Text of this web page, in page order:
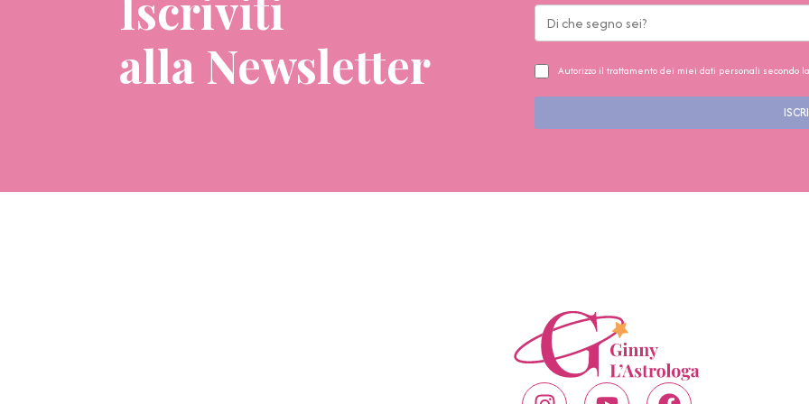
alla Newsletter
Autorizzo il trattamento dei miei dati personali secondo la